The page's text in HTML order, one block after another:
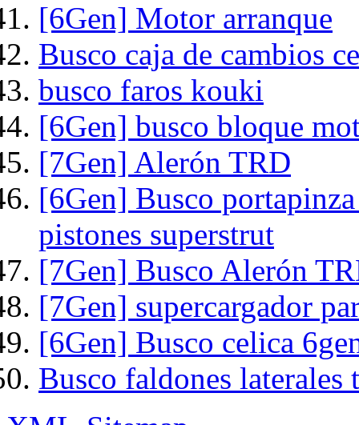
[6Gen] Motor arranque
Busco caja de cambios
busco faros kouki
[6Gen] busco bloque
[7Gen] Alerón TRD
[6Gen] Busco
pistones superstrut
[7Gen] Busco Alerón
[7Gen] supercargador
[6Gen] Busco celica
Busco faldones laterales